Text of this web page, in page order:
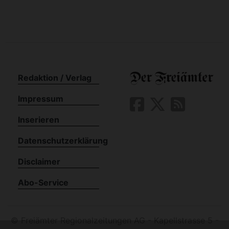
Redaktion / Verlag
Impressum
Inserieren
Datenschutzerklärung
Disclaimer
Abo-Service